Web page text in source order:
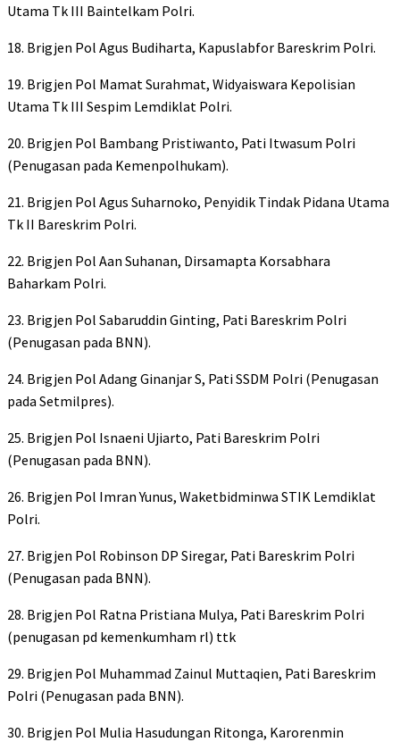
Utama Tk III Baintelkam Polri.
18. Brigjen Pol Agus Budiharta, Kapuslabfor Bareskrim Polri.
19. Brigjen Pol Mamat Surahmat, Widyaiswara Kepolisian
Utama Tk III Sespim Lemdiklat Polri.
20. Brigjen Pol Bambang Pristiwanto, Pati Itwasum Polri
(Penugasan pada Kemenpolhukam).
21. Brigjen Pol Agus Suharnoko, Penyidik Tindak Pidana Utama
Tk II Bareskrim Polri.
22. Brigjen Pol Aan Suhanan, Dirsamapta Korsabhara
Baharkam Polri.
23. Brigjen Pol Sabaruddin Ginting, Pati Bareskrim Polri
(Penugasan pada BNN).
24. Brigjen Pol Adang Ginanjar S, Pati SSDM Polri (Penugasan
pada Setmilpres).
25. Brigjen Pol Isnaeni Ujiarto, Pati Bareskrim Polri
(Penugasan pada BNN).
26. Brigjen Pol Imran Yunus, Waketbidminwa STIK Lemdiklat
Polri.
27. Brigjen Pol Robinson DP Siregar, Pati Bareskrim Polri
(Penugasan pada BNN).
28. Brigjen Pol Ratna Pristiana Mulya, Pati Bareskrim Polri
(penugasan pd kemenkumham rl) ttk
29. Brigjen Pol Muhammad Zainul Muttaqien, Pati Bareskrim
Polri (Penugasan pada BNN).
30. Brigjen Pol Mulia Hasudungan Ritonga, Karorenmin